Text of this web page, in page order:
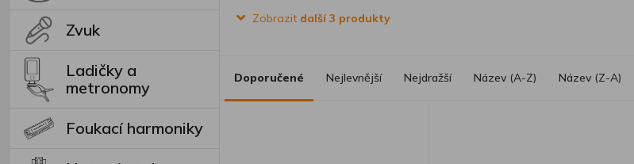
Zvuk
Ladičky a
metronomy
Foukací harmoniky
Zobrazit další 3 produkty
Doporučené Nejlevnější Nejdražší Název (A-Z) Název (Z-A)